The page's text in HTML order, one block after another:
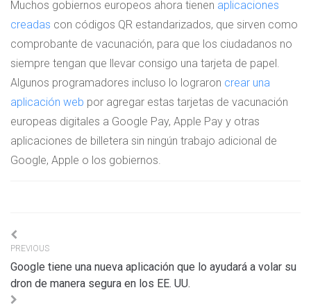
Muchos gobiernos europeos ahora tienen aplicaciones
creadas con códigos QR estandarizados, que sirven como
comprobante de vacunación, para que los ciudadanos no
siempre tengan que llevar consigo una tarjeta de papel.
Algunos programadores incluso lo lograron crear una
aplicación web por agregar estas tarjetas de vacunación
europeas digitales a Google Pay, Apple Pay y otras
aplicaciones de billetera sin ningún trabajo adicional de
Google, Apple o los gobiernos.
Navigation
de
l’article
PREVIOUS
Google tiene una nueva aplicación que lo ayudará a volar su
dron de manera segura en los EE. UU.